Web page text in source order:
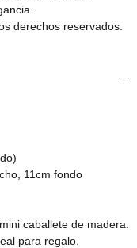
derechos reservados.
11cm fondo
caballete de madera.
para regalo.